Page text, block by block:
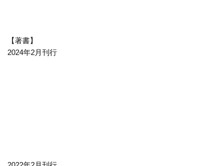
【著書】
2024年2月刊行